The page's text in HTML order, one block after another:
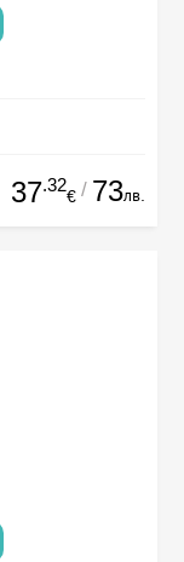
37.32
€ / 73лв.